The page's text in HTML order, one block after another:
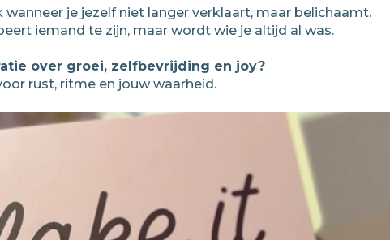
je jezelf niet langer verklaart, maar belichaamt.
iemand te zijn, maar wordt wie je altijd al was.
over groei, zelfbevrijding en joy?
rust, ritme en jouw waarheid.